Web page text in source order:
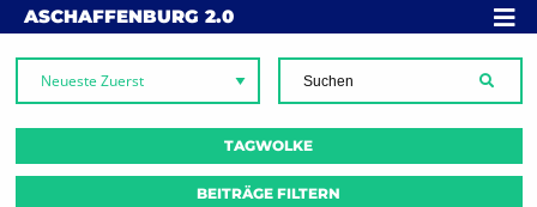
Skip to content
ASCHAFFENBURG 2.0 MENÜ
TAGWOLKE
BEITRÄGE FILTERN